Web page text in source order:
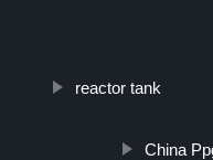
reactor tank
China